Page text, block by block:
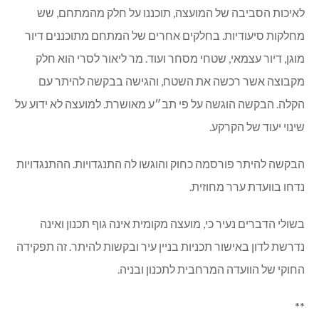
לאיכות הסביבה של המועצה, תוכננו על חלק מהמתחם, שש
מחלקות סיעודיות. בחלקים אחרים של המתחם מתוכננים דיור
מוגן, דיור עצמאי, שטחי מסחר ועוד. מר ליאור לסרי הוא חלק
מקבוצה אשר רכשה את השטח, והגישה בבקשה להיתר עם
הקלה. הבקשה הוגשה על פי תב״ע מאושרת. למועצה לא ידוע על
שינוי יעוד של הקרקע.
הבקשה להיתר פורסמה כחוק והוגשו לה התנגדויות. ההתנגדויות
נדחו בוועדת ערר מחוזית.
בשולי הדברים נעיר כי, מועצה מקומית אינה גוף תכנון ואינה
נדרשת לדון באישור תכניות בניין עיר ובקשות להיתר. זה תפקידה
החוקי של הוועדה המרחבית לתכנון ובניה.
**